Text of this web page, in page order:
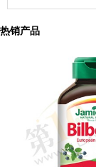
热销产品